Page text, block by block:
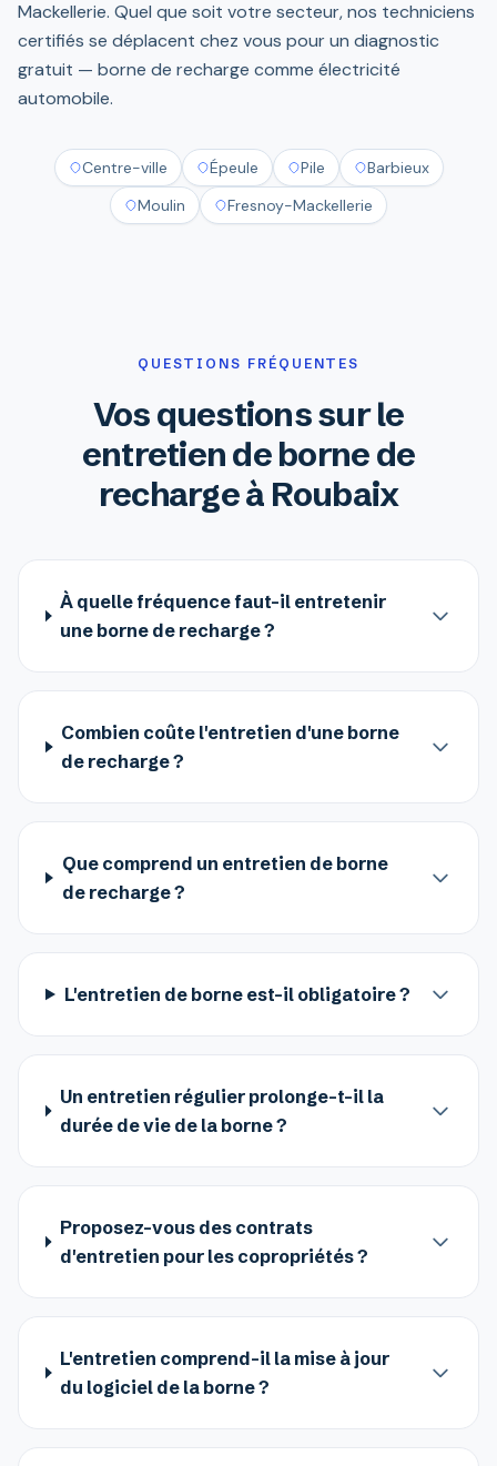
Mackellerie. Quel que soit votre secteur, nos techniciens
certifiés se déplacent chez vous pour un diagnostic
gratuit — borne de recharge comme électricité
automobile.
Centre-ville Épeule Pile
Barbieux
Moulin
Fresnoy-Mackellerie
QUESTIONS FRÉQUENTES
Vos questions sur le
entretien de borne de
recharge à Roubaix
À quelle fréquence faut-il entretenir
une borne de recharge ?
Combien coûte l'entretien d'une borne
de recharge ?
Que comprend un entretien de borne
de recharge ?
L'entretien de borne est-il obligatoire ?
Un entretien régulier prolonge-t-il la
durée de vie de la borne ?
Proposez-vous des contrats
d'entretien pour les copropriétés ?
L'entretien comprend-il la mise à jour
du logiciel de la borne ?